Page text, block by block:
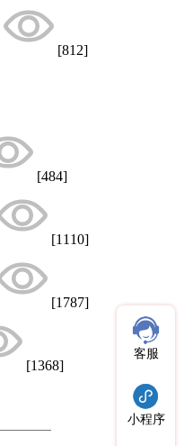
[812]
[484]
[1110]
[1787]
[1368]
客服
小程序